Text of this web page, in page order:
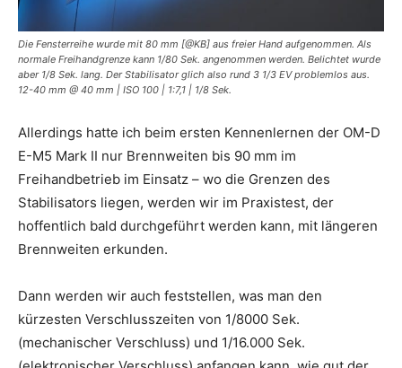
Die Fensterreihe wurde mit 80 mm [@KB] aus freier Hand aufgenommen. Als
normale Freihandgrenze kann 1/80 Sek. angenommen werden. Belichtet wurde
aber 1/8 Sek. lang. Der Stabilisator glich also rund 3 1/3 EV problemlos aus.
12-40 mm @ 40 mm | ISO 100 | 1:7,1 | 1/8 Sek.
Allerdings hatte ich beim ersten Kennenlernen der OM-D
E-M5 Mark II nur Brennweiten bis 90 mm im
Freihandbetrieb im Einsatz – wo die Grenzen des
Stabilisators liegen, werden wir im Praxistest, der
hoffentlich bald durchgeführt werden kann, mit längeren
Brennweiten erkunden.
Dann werden wir auch feststellen, was man den
kürzesten Verschlusszeiten von 1/8000 Sek.
(mechanischer Verschluss) und 1/16.000 Sek.